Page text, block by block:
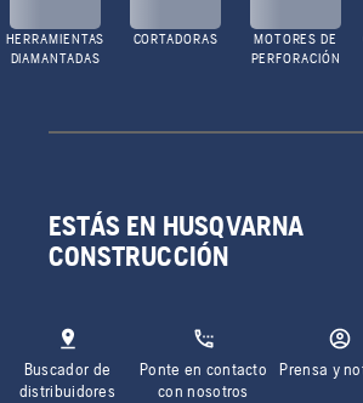
HERRAMIENTAS
DIAMANTADAS
CORTADORAS
MOTORES DE
PERFORACIÓN
ESTÁS EN HUSQVARNA
CONSTRUCCIÓN
Buscador de
distribuidores
Ponte en contacto
con nosotros
Prensa y